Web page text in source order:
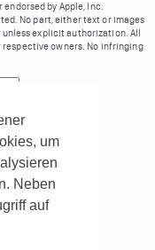
um
Neben
auf
by Apple, Inc.
No part, either text or images
unless explicit authorization. All
owners. No infringing